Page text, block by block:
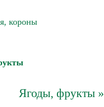
короны
Ягоды, фрукты »